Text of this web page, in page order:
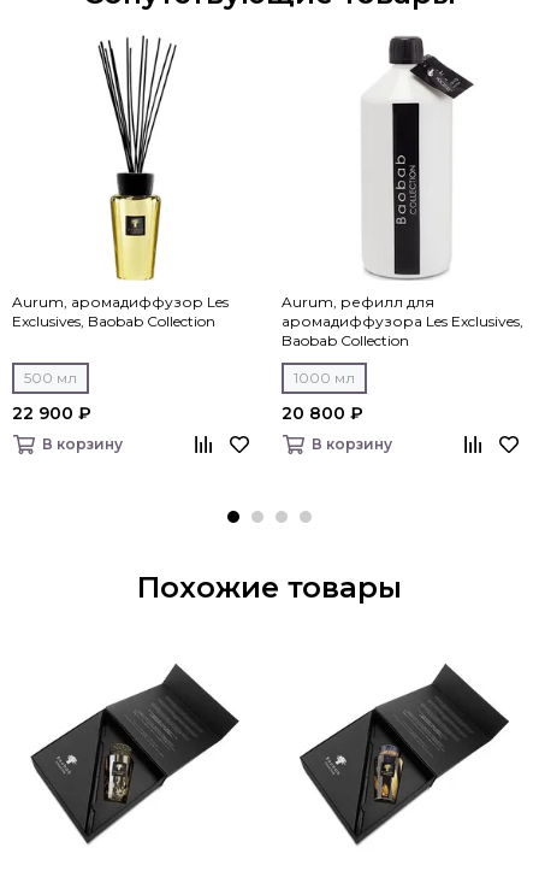
Aurum, аромадиффузор Les
Exclusives, Baobab Collection
500 мл
22 900 ₽
В корзину
Aurum, рефилл для
аромадиффузора Les Exclusives,
Baobab Collection
1000 мл
20 800 ₽
В корзину
Похожие товары